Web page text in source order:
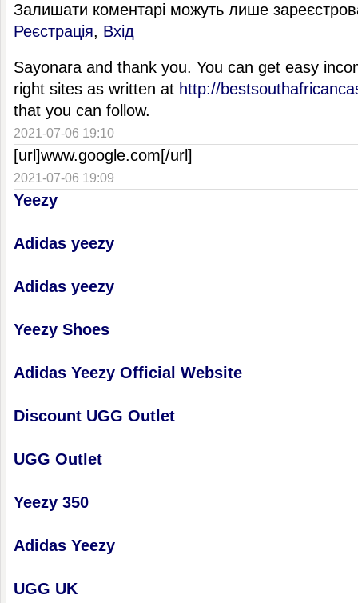
Залишати коментарі можуть лише
Реєстрація, Вхід
Sayonara and thank you. You can get easy
right sites as written at http://
that you can follow.
2021-07-06 19:10
[url]www.google.com[/url]
2021-07-06 19:09
Yeezy
Adidas yeezy
Adidas yeezy
Yeezy Shoes
Adidas Yeezy Official Website
Discount UGG Outlet
UGG Outlet
Yeezy 350
Adidas Yeezy
UGG UK